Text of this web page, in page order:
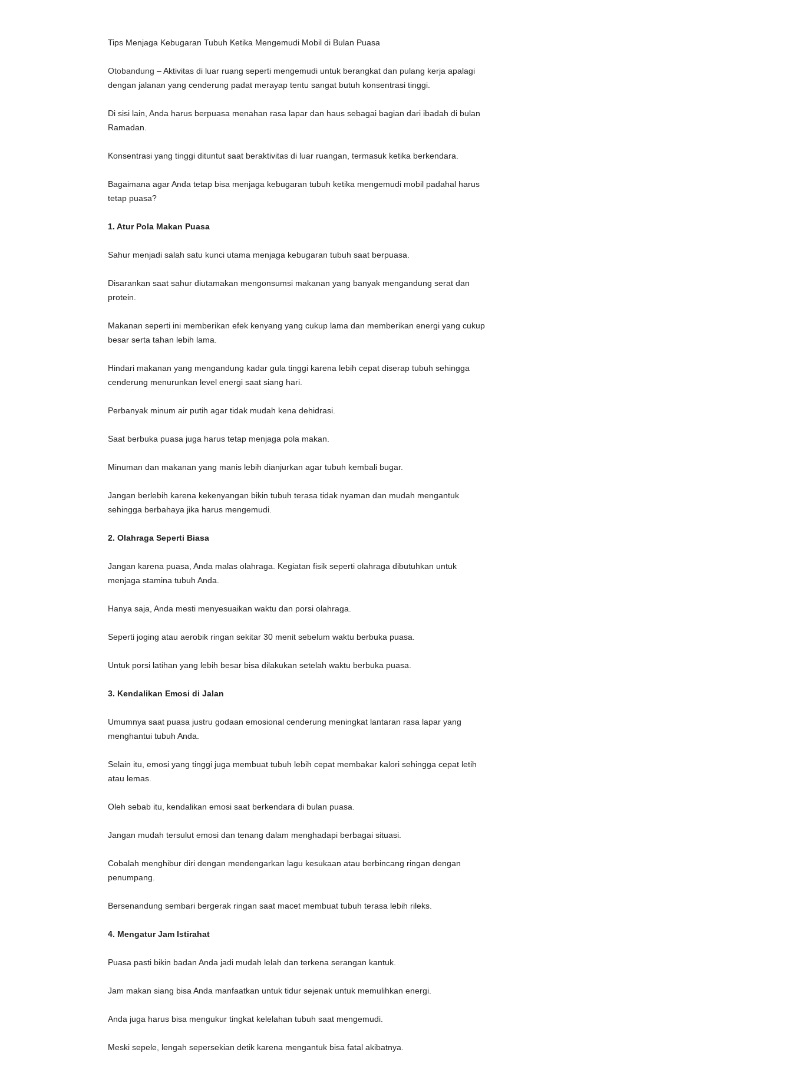
Tips Menjaga Kebugaran Tubuh Ketika Mengemudi Mobil di Bulan Puasa
Otobandung – Aktivitas di luar ruang seperti mengemudi untuk berangkat dan pulang kerja apalagi
dengan jalanan yang cenderung padat merayap tentu sangat butuh konsentrasi tinggi.
Di sisi lain, Anda harus berpuasa menahan rasa lapar dan haus sebagai bagian dari ibadah di bulan
Ramadan.
Konsentrasi yang tinggi dituntut saat beraktivitas di luar ruangan, termasuk ketika berkendara.
Bagaimana agar Anda tetap bisa menjaga kebugaran tubuh ketika mengemudi mobil padahal harus
tetap puasa?
1. Atur Pola Makan Puasa
Sahur menjadi salah satu kunci utama menjaga kebugaran tubuh saat berpuasa.
Disarankan saat sahur diutamakan mengonsumsi makanan yang banyak mengandung serat dan
protein.
Makanan seperti ini memberikan efek kenyang yang cukup lama dan memberikan energi yang cukup
besar serta tahan lebih lama.
Hindari makanan yang mengandung kadar gula tinggi karena lebih cepat diserap tubuh sehingga
cenderung menurunkan level energi saat siang hari.
Perbanyak minum air putih agar tidak mudah kena dehidrasi.
Saat berbuka puasa juga harus tetap menjaga pola makan.
Minuman dan makanan yang manis lebih dianjurkan agar tubuh kembali bugar.
Jangan berlebih karena kekenyangan bikin tubuh terasa tidak nyaman dan mudah mengantuk
sehingga berbahaya jika harus mengemudi.
2. Olahraga Seperti Biasa
Jangan karena puasa, Anda malas olahraga. Kegiatan fisik seperti olahraga dibutuhkan untuk
menjaga stamina tubuh Anda.
Hanya saja, Anda mesti menyesuaikan waktu dan porsi olahraga.
Seperti joging atau aerobik ringan sekitar 30 menit sebelum waktu berbuka puasa.
Untuk porsi latihan yang lebih besar bisa dilakukan setelah waktu berbuka puasa.
3. Kendalikan Emosi di Jalan
Umumnya saat puasa justru godaan emosional cenderung meningkat lantaran rasa lapar yang
menghantui tubuh Anda.
Selain itu, emosi yang tinggi juga membuat tubuh lebih cepat membakar kalori sehingga cepat letih
atau lemas.
Oleh sebab itu, kendalikan emosi saat berkendara di bulan puasa.
Jangan mudah tersulut emosi dan tenang dalam menghadapi berbagai situasi.
Cobalah menghibur diri dengan mendengarkan lagu kesukaan atau berbincang ringan dengan
penumpang.
Bersenandung sembari bergerak ringan saat macet membuat tubuh terasa lebih rileks.
4. Mengatur Jam Istirahat
Puasa pasti bikin badan Anda jadi mudah lelah dan terkena serangan kantuk.
Jam makan siang bisa Anda manfaatkan untuk tidur sejenak untuk memulihkan energi.
Anda juga harus bisa mengukur tingkat kelelahan tubuh saat mengemudi.
Meski sepele, lengah sepersekian detik karena mengantuk bisa fatal akibatnya.